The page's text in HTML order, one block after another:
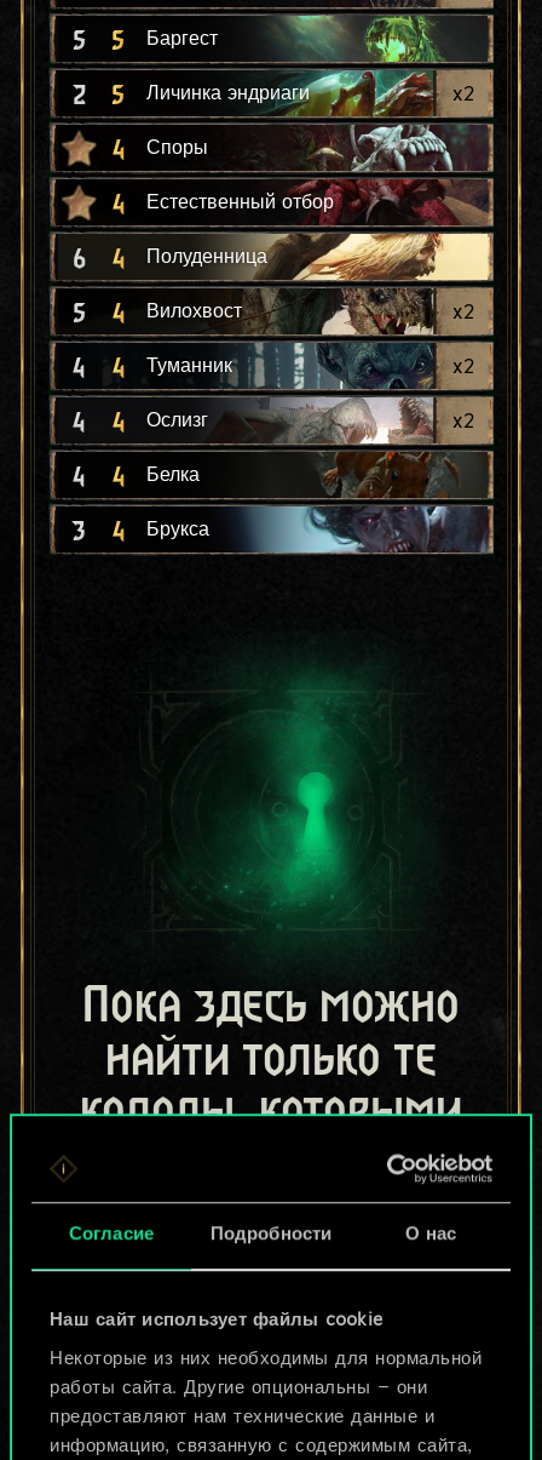
Согласие Подробности О нас
Наш сайт использует файлы cookie
Некоторые из них необходимы для нормальной
работы сайта. Другие опциональны — они
предоставляют нам технические данные и
информацию, связанную с содержимым сайта,
5 5 Баргест
2 5 Личинка эндриаги x2
4 Споры
4 Естественный отбор
6 4 Полуденница
5 4 Вилохвост x2
4 4 Туманник x2
4 4 Ослизг x2
4 4 Белка
3 4 Брукса
Пока здесь можно
найти только те
колоды, которыми
поделились другие
игроки.
Но их может быть
больше!
Назвать колоду и описать её